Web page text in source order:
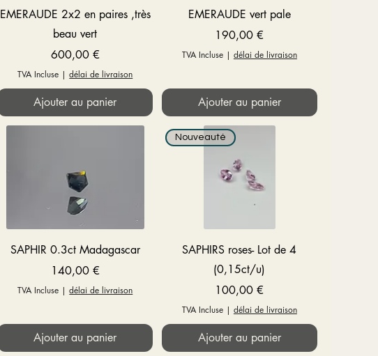
Aperçu rapide
EMERAUDE 2x2 en paires ,très
beau vert
Prix
600,00 €
TVA Incluse |délai de livraison
Ajouter au panier
Aperçu rapide
EMERAUDE vert pale
Prix
190,00 €
TVA Incluse| délai de livraison
Ajouter au panier
Aperçu rapide
SAPHIR 0.3ct Madagascar
Prix
140,00 €
TVA Incluse |délai de livraison
Ajouter au panier
Aperçu rapide
Nouveauté
SAPHIRS roses- Lot de 4
(0,15ct/u)
Prix
100,00 €
TVA Incluse| délai de livraison
Ajouter au panier